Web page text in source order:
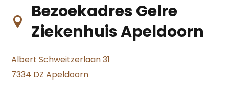

Bezoekadres Gelre
Ziekenhuis Apeldoorn
Albert Schweitzerlaan 31
7334 DZ Apeldoorn